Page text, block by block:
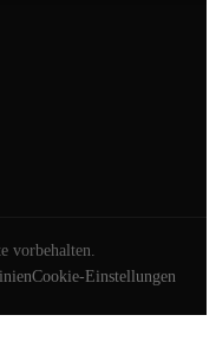
Cookie-Einstellungen